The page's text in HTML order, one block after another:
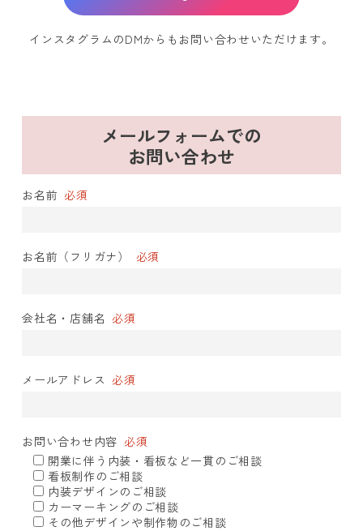
インスタグラムのDMからもお問い合わせいただけます。
メールフォームでの
お問い合わせ
お名前 必須
お名前（フリガナ） 必須
会社名・店舗名 必須
メールアドレス 必須
お問い合わせ内容 必須
開業に伴う内装・看板など一貫のご相談
看板制作のご相談
内装デザインのご相談
カーマーキングのご相談
その他デザインや制作物のご相談